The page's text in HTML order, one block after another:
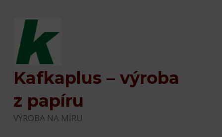
Kafkaplus – výroba
z papíru
VÝROBA NA MÍRU